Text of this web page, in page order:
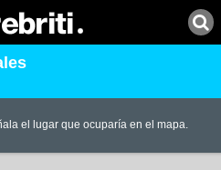
el lugar que ocuparía en el mapa.